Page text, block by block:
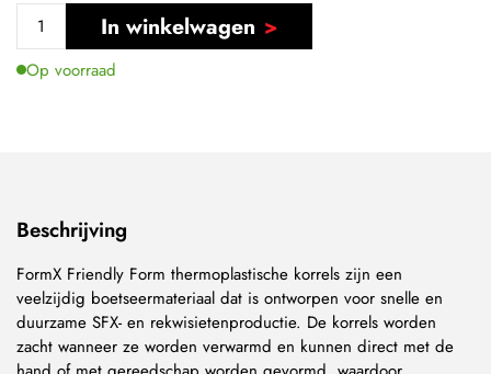
In winkelwagen
Op voorraad
Beschrijving
FormX Friendly Form thermoplastische korrels zijn een
veelzijdig boetseermateriaal dat is ontworpen voor snelle en
duurzame SFX- en rekwisietenproductie. De korrels worden
zacht wanneer ze worden verwarmd en kunnen direct met de